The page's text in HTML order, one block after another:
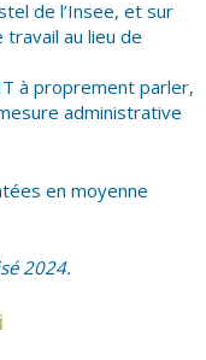
de l’Insee, et sur
au lieu de
à proprement parler,
administrative
en moyenne
2024.